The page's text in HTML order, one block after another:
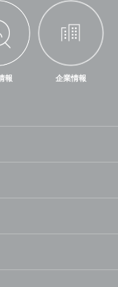
報 企業情報